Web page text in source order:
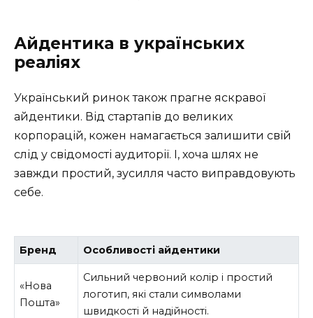
Айдентика в українських
реаліях
Український ринок також прагне яскравої
айдентики. Від стартапів до великих
корпорацій, кожен намагається залишити свій
слід у свідомості аудиторії. І, хоча шлях не
завжди простий, зусилля часто виправдовують
себе.
Бренд Особливості айдентики
«Нова
Пошта»
Сильний червоний колір і простий
логотип, які стали символами
швидкості й надійності.